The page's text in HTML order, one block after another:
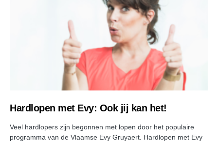
Hardlopen met Evy: Ook jij kan het!
Veel hardlopers zijn begonnen met lopen door het populaire
programma van de Vlaamse Evy Gruyaert. Hardlopen met Evy